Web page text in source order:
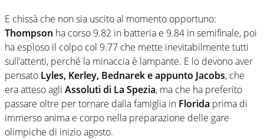
E chissà che non sia uscito al momento opportuno:
Thompson ha corso 9.82 in batteria e 9.84 in semifinale, poi
ha esploso il colpo col 9.77 che mette inevitabilmente tutti
sull’attenti, perché la minaccia è lampante. E lo devono aver
pensato Lyles, Kerley, Bednarek e appunto Jacobs, che
era atteso agli Assoluti di La Spezia, ma che ha preferito
passare oltre per tornare dalla famiglia in Florida prima di
immerso anima e corpo nella preparazione delle gare
olimpiche di inizio agosto.